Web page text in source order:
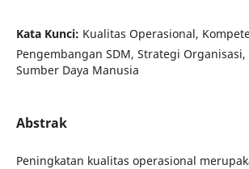
Kata Kunci: Kualitas Operasional,
Pengembangan SDM, Strategi
Sumber Daya Manusia
Abstrak
Peningkatan kualitas operasional